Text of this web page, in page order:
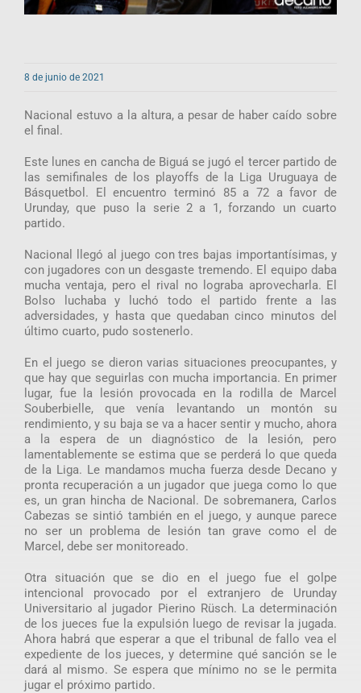
8 de junio de 2021
Nacional estuvo a la altura, a pesar de haber caído sobre
el final.
Este lunes en cancha de Biguá se jugó el tercer partido de
las semifinales de los playoffs de la Liga Uruguaya de
Básquetbol. El encuentro terminó 85 a 72 a favor de
Urunday, que puso la serie 2 a 1, forzando un cuarto
partido.
Nacional llegó al juego con tres bajas importantísimas, y
con jugadores con un desgaste tremendo. El equipo daba
mucha ventaja, pero el rival no lograba aprovecharla. El
Bolso luchaba y luchó todo el partido frente a las
adversidades, y hasta que quedaban cinco minutos del
último cuarto, pudo sostenerlo.
En el juego se dieron varias situaciones preocupantes, y
que hay que seguirlas con mucha importancia. En primer
lugar, fue la lesión provocada en la rodilla de Marcel
Souberbielle, que venía levantando un montón su
rendimiento, y su baja se va a hacer sentir y mucho, ahora
a la espera de un diagnóstico de la lesión, pero
lamentablemente se estima que se perderá lo que queda
de la Liga. Le mandamos mucha fuerza desde Decano y
pronta recuperación a un jugador que juega como lo que
es, un gran hincha de Nacional. De sobremanera, Carlos
Cabezas se sintió también en el juego, y aunque parece
no ser un problema de lesión tan grave como el de
Marcel, debe ser monitoreado.
Otra situación que se dio en el juego fue el golpe
intencional provocado por el extranjero de Urunday
Universitario al jugador Pierino Rüsch. La determinación
de los jueces fue la expulsión luego de revisar la jugada.
Ahora habrá que esperar a que el tribunal de fallo vea el
expediente de los jueces, y determine qué sanción se le
dará al mismo. Se espera que mínimo no se le permita
jugar el próximo partido.